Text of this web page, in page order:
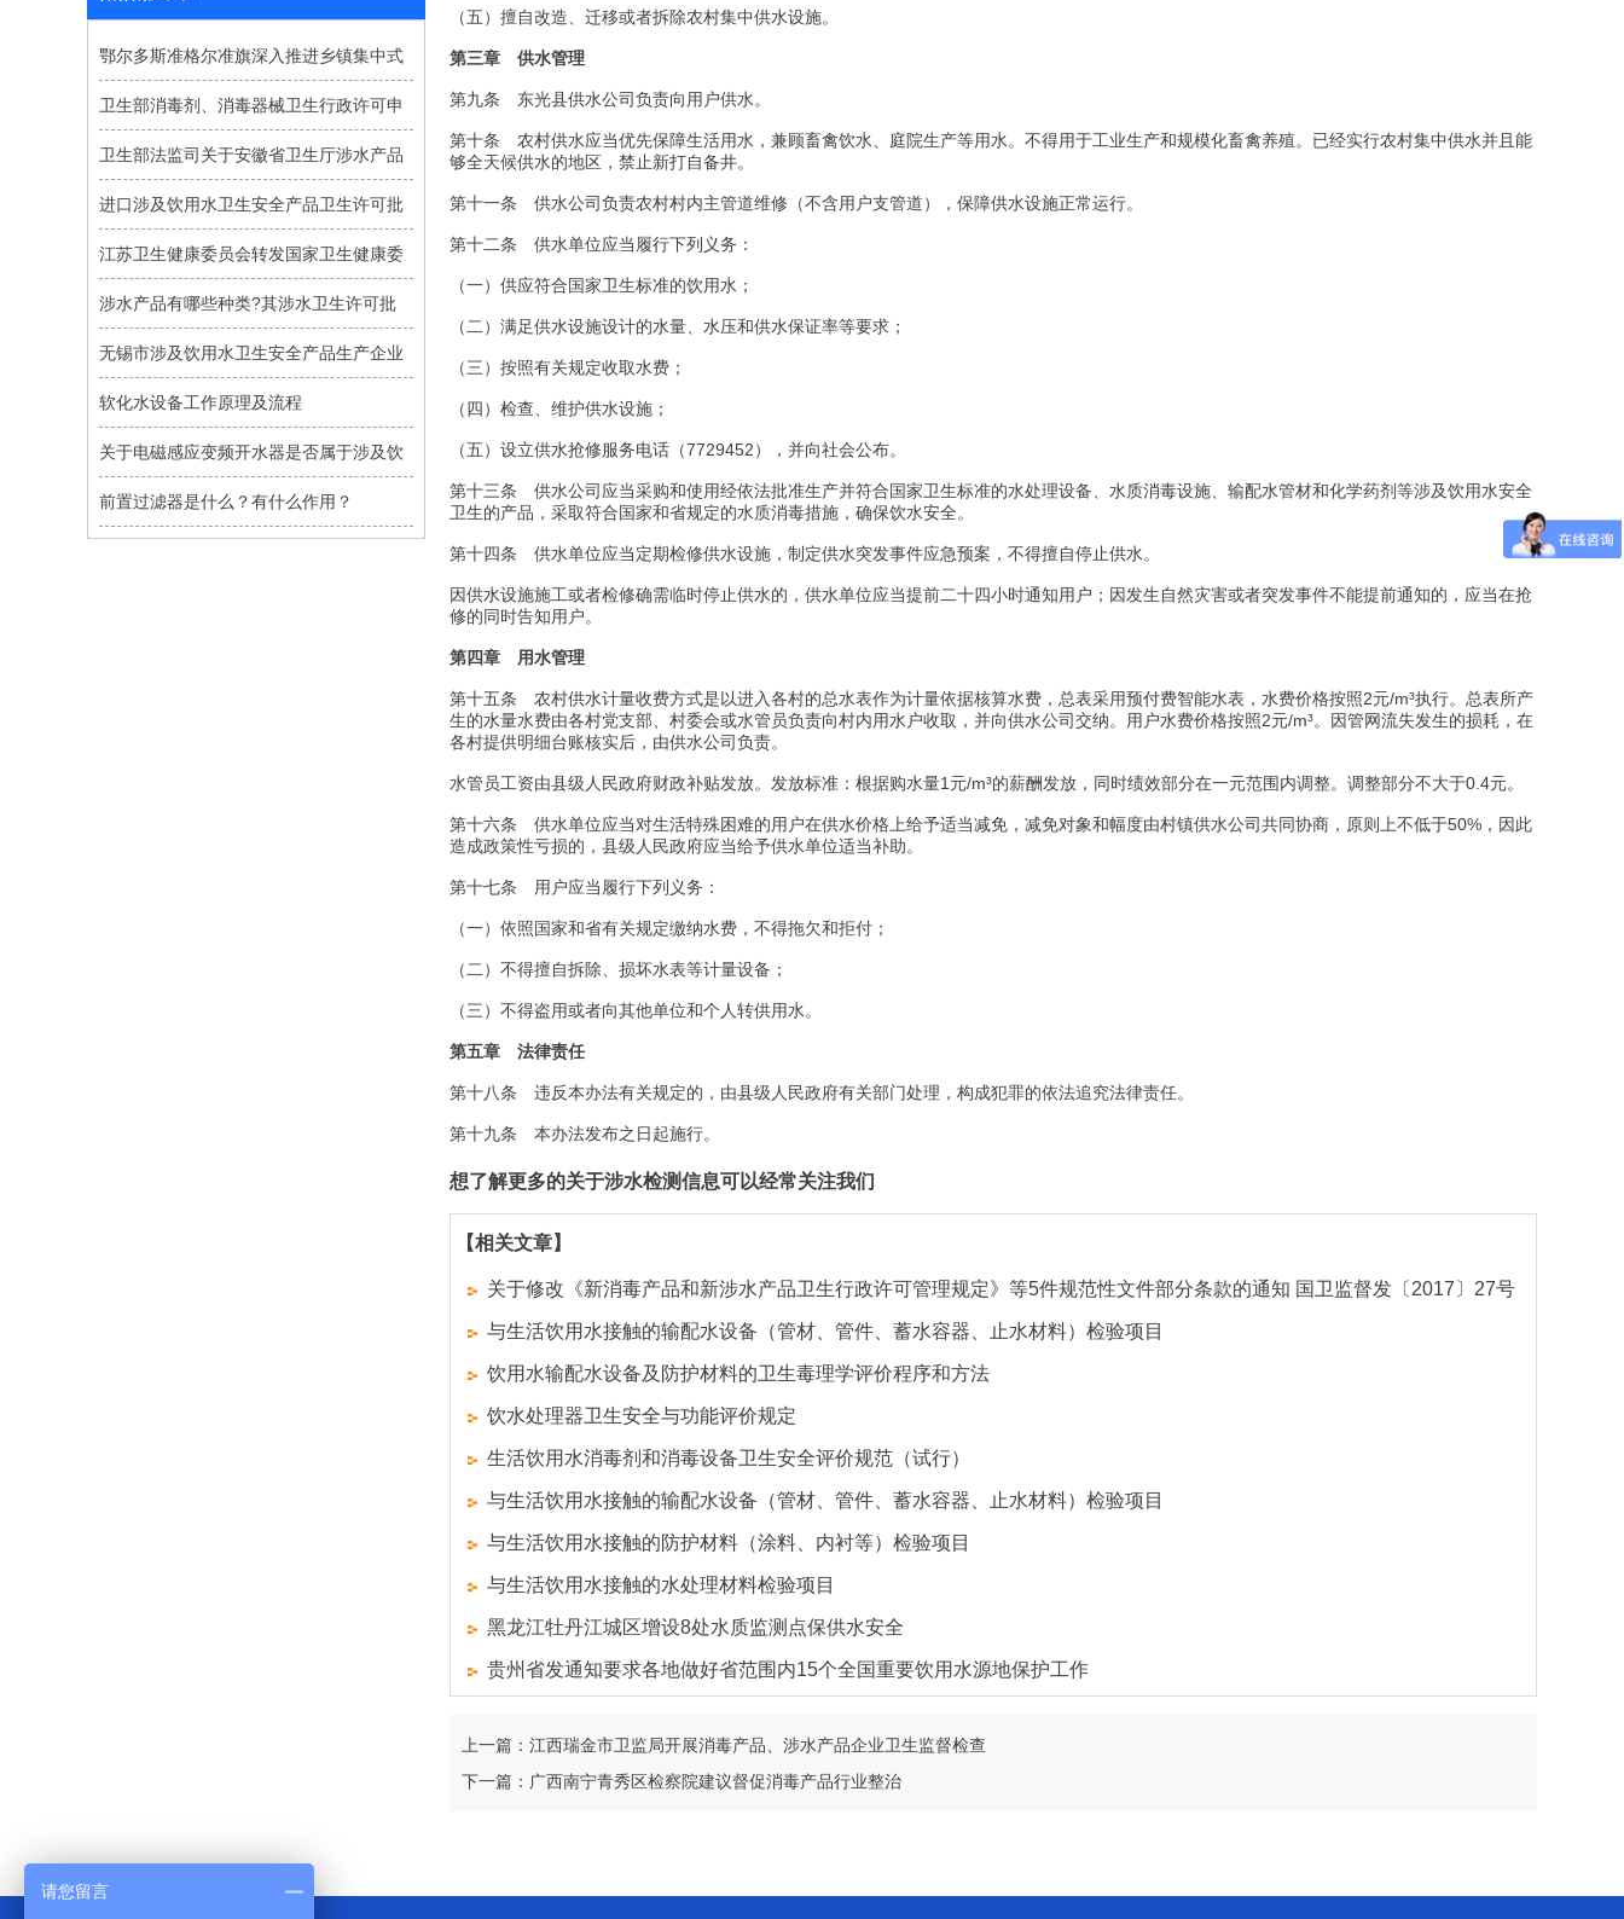
鄂尔多斯准格尔准旗深入推进乡镇集中式
卫生部消毒剂、消毒器械卫生行政许可申
卫生部法监司关于安徽省卫生厅涉水产品
进口涉及饮用水卫生安全产品卫生许可批
江苏卫生健康委员会转发国家卫生健康委
涉水产品有哪些种类?其涉水卫生许可批
无锡市涉及饮用水卫生安全产品生产企业
软化水设备工作原理及流程
关于电磁感应变频开水器是否属于涉及饮
前置过滤器是什么？有什么作用？
（五）擅自改造、迁移或者拆除农村集中供水设施。
第三章 供水管理
第九条 东光县供水公司负责向用户供水。
第十条 农村供水应当优先保障生活用水，兼顾畜禽饮水、庭院生产等用水。不得用于工业生产和规模化畜禽养殖。已经实行农村集中供水并且能
够全天候供水的地区，禁止新打自备井。
第十一条 供水公司负责农村村内主管道维修（不含用户支管道），保障供水设施正常运行。
第十二条 供水单位应当履行下列义务：
（一）供应符合国家卫生标准的饮用水；
（二）满足供水设施设计的水量、水压和供水保证率等要求；
（三）按照有关规定收取水费；
（四）检查、维护供水设施；
（五）设立供水抢修服务电话（7729452），并向社会公布。
第十三条 供水公司应当采购和使用经依法批准生产并符合国家卫生标准的水处理设备、水质消毒设施、输配水管材和化学药剂等涉及饮用水安全
卫生的产品，采取符合国家和省规定的水质消毒措施，确保饮水安全。
第十四条 供水单位应当定期检修供水设施，制定供水突发事件应急预案，不得擅自停止供水。
因供水设施施工或者检修确需临时停止供水的，供水单位应当提前二十四小时通知用户；因发生自然灾害或者突发事件不能提前通知的，应当在抢
修的同时告知用户。
第四章 用水管理
第十五条 农村供水计量收费方式是以进入各村的总水表作为计量依据核算水费，总表采用预付费智能水表，水费价格按照2元/m³执行。总表所产
生的水量水费由各村党支部、村委会或水管员负责向村内用水户收取，并向供水公司交纳。用户水费价格按照2元/m³。因管网流失发生的损耗，在
各村提供明细台账核实后，由供水公司负责。
水管员工资由县级人民政府财政补贴发放。发放标准：根据购水量1元/m³的薪酬发放，同时绩效部分在一元范围内调整。调整部分不大于0.4元。
第十六条 供水单位应当对生活特殊困难的用户在供水价格上给予适当减免，减免对象和幅度由村镇供水公司共同协商，原则上不低于50%，因此
造成政策性亏损的，县级人民政府应当给予供水单位适当补助。
第十七条 用户应当履行下列义务：
（一）依照国家和省有关规定缴纳水费，不得拖欠和拒付；
（二）不得擅自拆除、损坏水表等计量设备；
（三）不得盗用或者向其他单位和个人转供用水。
第五章 法律责任
第十八条 违反本办法有关规定的，由县级人民政府有关部门处理，构成犯罪的依法追究法律责任。
第十九条 本办法发布之日起施行。
想了解更多的关于涉水检测信息可以经常关注我们
【相关文章】
关于修改《新消毒产品和新涉水产品卫生行政许可管理规定》等5件规范性文件部分条款的通知 国卫监督发〔2017〕27号
与生活饮用水接触的输配水设备（管材、管件、蓄水容器、止水材料）检验项目
饮用水输配水设备及防护材料的卫生毒理学评价程序和方法
饮水处理器卫生安全与功能评价规定
生活饮用水消毒剂和消毒设备卫生安全评价规范（试行）
与生活饮用水接触的输配水设备（管材、管件、蓄水容器、止水材料）检验项目
与生活饮用水接触的防护材料（涂料、内衬等）检验项目
与生活饮用水接触的水处理材料检验项目
黑龙江牡丹江城区增设8处水质监测点保供水安全
贵州省发通知要求各地做好省范围内15个全国重要饮用水源地保护工作
上一篇：江西瑞金市卫监局开展消毒产品、涉水产品企业卫生监督检查
下一篇：广西南宁青秀区检察院建议督促消毒产品行业整治
请您留言